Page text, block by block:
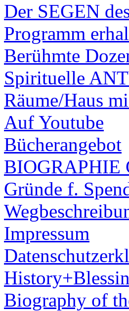
Der SEGEN
Programm
Berühmte
Spirituelle
Räume/Haus
Auf Youtube
Bücherangebot
BIOGRAPHIE
Gründe f.
Impressum
Biography of